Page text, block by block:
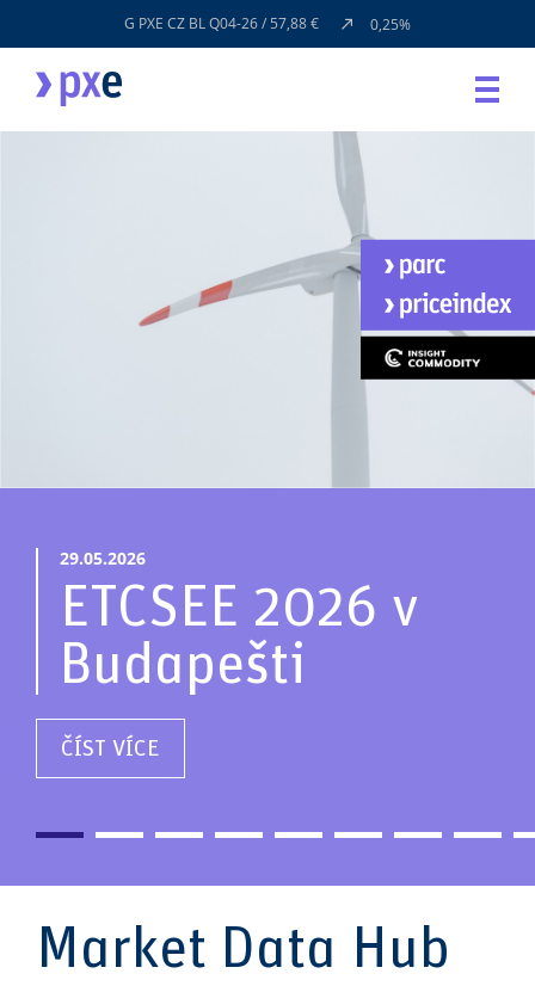
G PXE CZ BL Q04-26 / 57,88 € 0,25%
29.05.2026
ETCSEE 2026 v
Budapešti
ČÍST VÍCE
Market Data Hub